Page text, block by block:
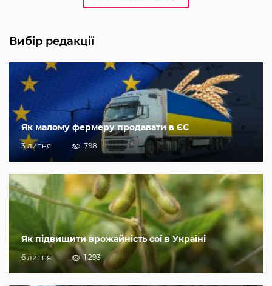
Вибір редакції
Як малому фермеру продавати в ЄС
3 липня 798
Як підвищити врожайність сої в Україні
6 липня 1 293